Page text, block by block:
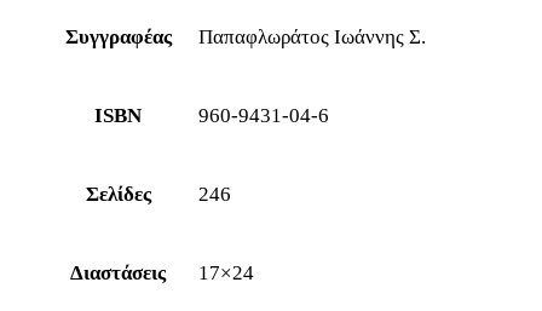
Συγγραφέας Παπαφλωράτος Ιωάννης Σ.
ISBN 960-9431-04-6
Σελίδες 246
Διαστάσεις 17×24